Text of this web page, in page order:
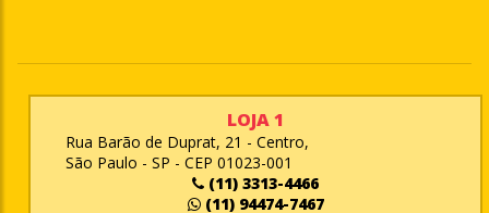
LOJA 1
Rua Barão de Duprat, 21 - Centro,
São Paulo - SP - CEP 01023-001
(11) 3313-4466
(11) 94474-7467